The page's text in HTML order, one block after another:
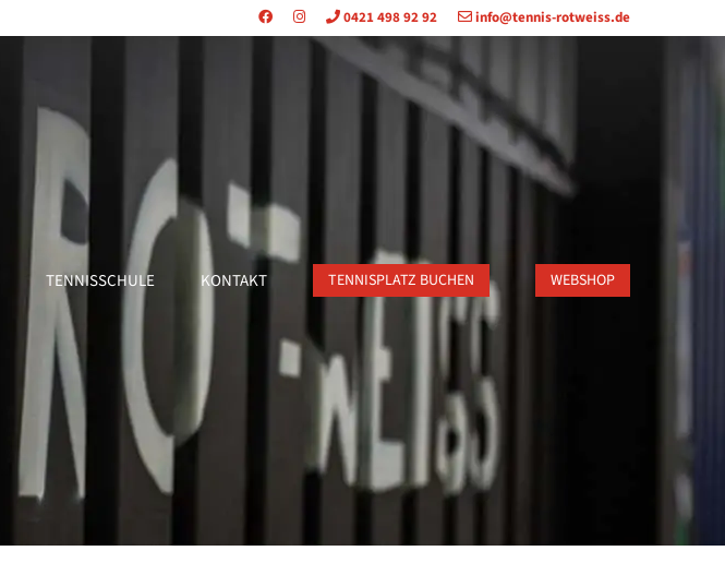
0421 498 92 92 info@tennis-rotweiss.de
TENNISSCHULE KONTAKT TENNISPLATZ BUCHEN WEBSHOP